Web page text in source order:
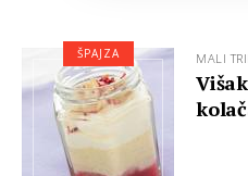
MALI
ŠPAJZA